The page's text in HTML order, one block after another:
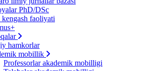
PhD/DSc
faoliyati
hamkorlar
mobillik
Professorlar akademik mobilligi